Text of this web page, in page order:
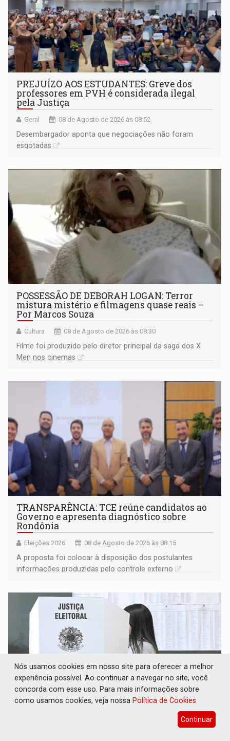
PREJUÍZO AOS ESTUDANTES: Greve dos
professores em PVH é considerada ilegal
pela Justiça
Geral 08 de Agosto de 2026 às 08:52
Desembargador aponta que negociações não foram
esgotadas
POSSESSÃO DE DEBORAH LOGAN: Terror
mistura mistério e filmagens quase reais –
Por Marcos Souza
Cultura 08 de Agosto de 2026 às 08:30
Filme foi produzido pelo diretor principal da saga dos X
Men nos cinemas
TRANSPARÊNCIA: TCE reúne candidatos ao
Governo e apresenta diagnóstico sobre
Rondônia
Eleições 2026 08 de Agosto de 2026 às 08:15
A proposta foi colocar à disposição dos postulantes
informações produzidas pelo controle externo
ELAS DECIDEM: Mulheres são maioria e
representam 52% do eleitorado de Rondônia
Nós usamos cookies em nosso site para oferecer a melhor
experiência possível. Ao continuar a navegar no site, você
concorda com esse uso. Para mais informações sobre
como usamos cookies, veja nossa Política de Cookies
Continuar